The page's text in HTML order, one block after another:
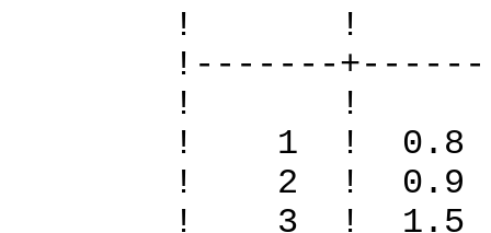
!
!-------
!
! 1 ! 0.8
! 2 ! 0.9
! 3 ! 1.5